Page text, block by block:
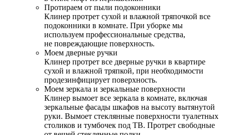
Протираем от пыли подоконники
Клинер протрет сухой и влажной тряпочкой все
подоконники в комнате. При уборке мы
используем профессиональные средства,
не повреждающие поверхность.
Моем дверные ручки
Клинер протрет все дверные ручки в квартире
сухой и влажной тряпкой, при необходимости
продезинфицирует поверхность.
Моем зеркала и зеркальные поверхности
Клинер вымоет все зеркала в комнате, включая
зеркальные фасады шкафов на высоту вытянутой
руки. Вымоет стеклянные поверхности туалетных
столиков и тумбочек под ТВ. Протрет свободные